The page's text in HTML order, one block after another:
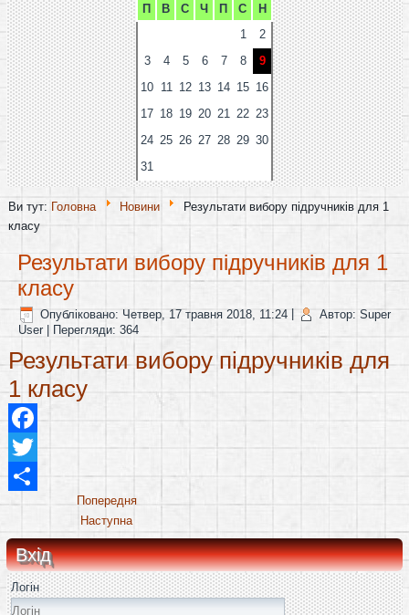
П
В С Ч П С
Н
1
2
3
4 5 6 7 8
9
10 11 12 13 14 15 16
17 18 19 20 21 22 23
24 25 26 27 28 29 30
31
Ви тут: Головна Новини
Результати вибору підручників для 1
класу
Результати вибору підручників для 1
класу
Опубліковано: Четвер, 17 травня 2018, 11:24
Автор: Super
User| Перегляди: 364
Результати вибору підручників для
1 класу
Facebook
Twitter
Share
Попередня
Наступна
Вхід
Логін